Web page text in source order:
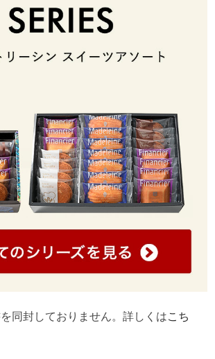
を同封しておりません。詳しくはこち